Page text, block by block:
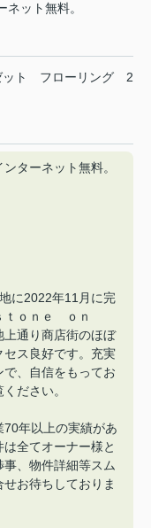
ット無料。
ト フローリング
2
ターネット無料。
に2022年11月に完
ｔｏｎｅ ｏｎ
上通り商店街のほぼ
ス良好です。充実
で、自信をもってお
ださい。
年以上の実績があ
全てオーナー様と
、物件詳細等スム
お待ちしておりま